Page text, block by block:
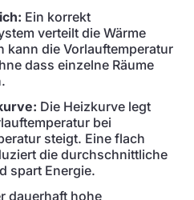
Ein korrekt
verteilt die Wärme
kann die Vorlauftemperatur
dass einzelne Räume
Die Heizkurve legt
bei
steigt. Eine flach
die durchschnittliche
spart Energie.
dauerhaft hohe